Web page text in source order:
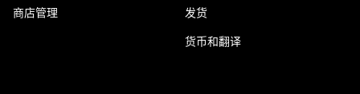
商店管理 发货
货币和翻译